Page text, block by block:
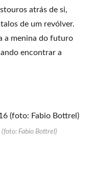
atrás de si,
de um revólver.
a menina do futuro
encontrar a
Fabio Bottrel)